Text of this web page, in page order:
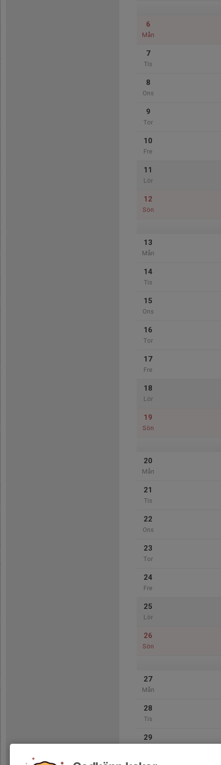
6
Mån
7
Tis
8
Ons
9
Tor
10
Fre
11
Lör
12
Sön
13
Mån
14
Tis
15
Ons
16
Tor
17
Fre
18
Lör
19
Sön
20
Mån
21
Tis
22
Ons
23
Tor
24
Fre
25
Lör
26
Sön
27
Mån
28
Tis
29